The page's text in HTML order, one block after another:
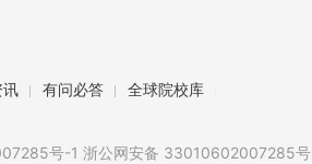
讯 有问必答 全球院校库
号-1 浙公网安备 33010602007285号